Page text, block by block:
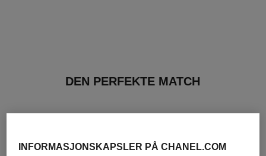
DEN PERFEKTE MATCH
INFORMASJONSKAPSLER PÅ CHANEL.COM